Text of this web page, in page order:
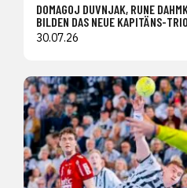
DOMAGOJ DUVNJAK, RUNE
BILDEN DAS NEUE KAPITÄNS-
30.07.26